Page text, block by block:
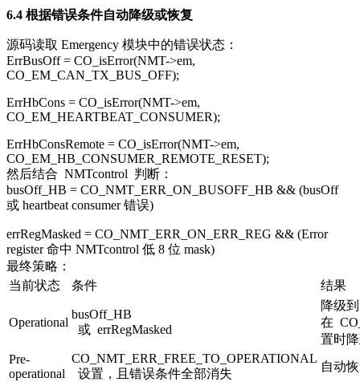
6.4 根据错误条件自动降级或恢复
源码读取 Emergency 模块中的错误状态：
ErrBusOff = CO_isError(NMT->em,
CO_EM_CAN_TX_BUS_OFF);
ErrHbCons = CO_isError(NMT->em,
CO_EM_HEARTBEAT_CONSUMER);
ErrHbConsRemote = CO_isError(NMT->em,
CO_EM_HB_CONSUMER_REMOTE_RESET);
然后结合 NMTcontrol 判断：
busOff_HB = CO_NMT_ERR_ON_BUSOFF_HB && (busOff
或 heartbeat consumer 错误)
errRegMasked = CO_NMT_ERR_ON_ERR_REG && (Error
register 命中 NMTcontrol 低 8 位 mask)
最终策略：
当前状态
条件 结果
Operational
busOff_HB
或 errRegMasked
降级
在
置时降
Pre-
operational
CO_NMT_ERR_FREE_TO_OPERATIONAL
设置，且错误条件全部消失
自动